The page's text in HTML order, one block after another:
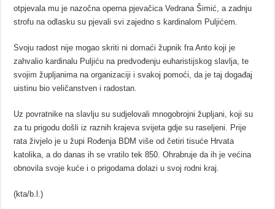
otpjevala mu je nazočna operna pjevačica Vedrana Šimić, a zadnju
strofu na odlasku su pjevali svi zajedno s kardinalom Puljićem.
Svoju radost nije mogao skriti ni domaći župnik fra Anto koji je
zahvalio kardinalu Puljiću na predvođenju euharistijskog slavlja, te
svojim župljanima na organizaciji i svakoj pomoći, da je taj događaj
uistinu bio veličanstven i radostan.
Uz povratnike na slavlju su sudjelovali mnogobrojni župljani, koji su
za tu prigodu došli iz raznih krajeva svijeta gdje su raseljeni. Prije
rata živjelo je u župi Rođenja BDM više od četiri tisuće Hrvata
katolika, a do danas ih se vratilo tek 850. Ohrabruje da ih je većina
obnovila svoje kuće i o prigodama dolazi u svoj rodni kraj.
(kta/b.l.)